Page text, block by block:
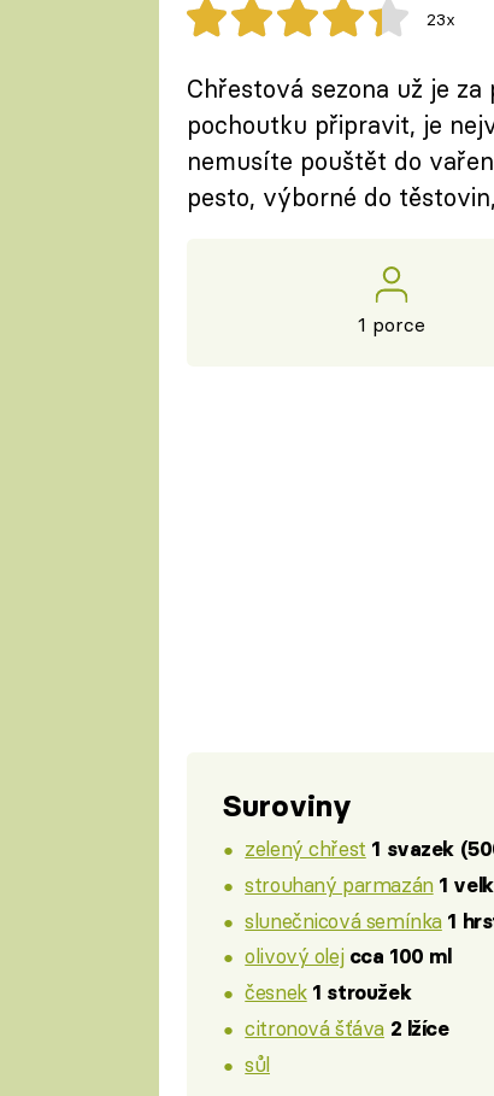
23x
Chřestová sezona už je
pochoutku připravit, je
nemusíte pouštět do
pesto, výborné do
1 porce
Suroviny
zelený chřest 1 svazek
strouhaný parmazán 1
slunečnicová semínka 1
olivový olej cca 100 ml
česnek 1 stroužek
citronová šťáva 2 lžíce
sůl